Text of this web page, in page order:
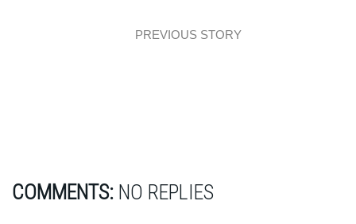
PREVIOUS STORY
COMMENTS: NO REPLIES